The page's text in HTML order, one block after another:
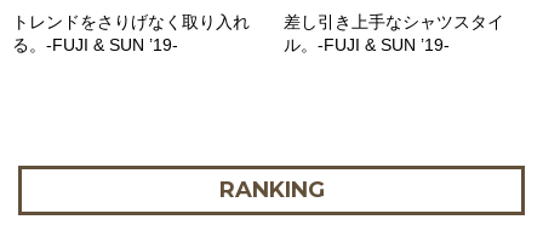
トレンドをさりげなく取り入れ
る。-FUJI & SUN ’19-
差し引き上手なシャツスタイ
ル。-FUJI & SUN ’19-
RANKING